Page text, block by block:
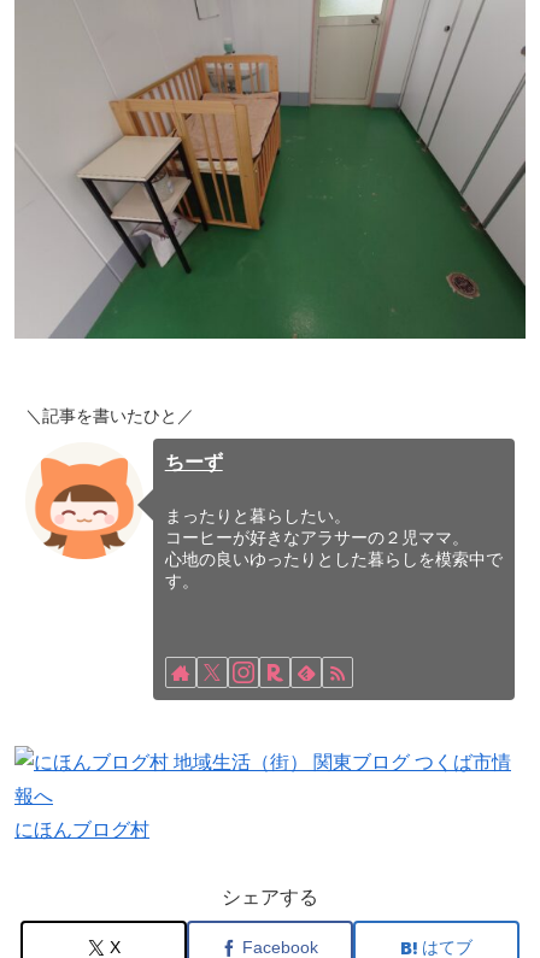
＼記事を書いたひと／
ちーず
まったりと暮らしたい。
コーヒーが好きなアラサーの２児ママ。
心地の良いゆったりとした暮らしを模索中で
す。
にほんブログ村
シェアする
X Facebook はてブ